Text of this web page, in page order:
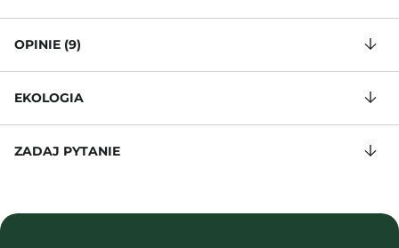
OPINIE (9)
EKOLOGIA
ZADAJ PYTANIE